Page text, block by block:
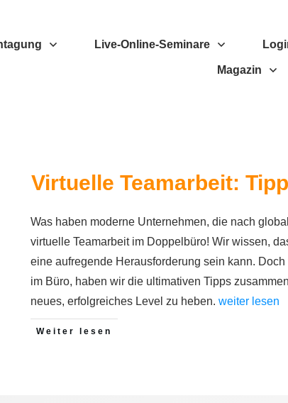
Live-Online-Seminare
Magazin
Virtuelle Teamarbeit:
Was haben moderne Unternehmen, die nach
virtuelle Teamarbeit im Doppelbüro! Wir wissen,
eine aufregende Herausforderung sein kann.
im Büro, haben wir die ultimativen Tipps
neues, erfolgreiches Level zu heben.weiter lesen
Weiter lesen